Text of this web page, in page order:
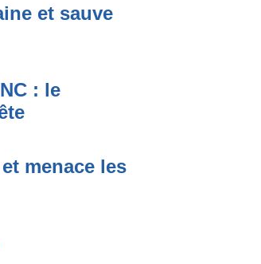
et sauve
: le
menace les